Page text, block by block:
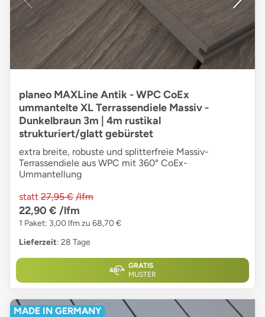
planeo MAXLine Antik - WPC CoEx
ummantelte XL Terrassendiele Massiv -
Dunkelbraun 3m | 4m rustikal
strukturiert/glatt gebürstet
extra breite, robuste und splitterfreie Massiv-
Terrassendiele aus WPC mit 360° CoEx-
Ummantellung
statt 27,95 € /lfm
22,90 € /lfm
1 Paket: 3,00 lfm zu 68,70 €
Lieferzeit: 28 Tage
GRATIS
MUSTER
MADE IN GERMANY